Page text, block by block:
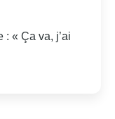
: « Ça va, j’ai